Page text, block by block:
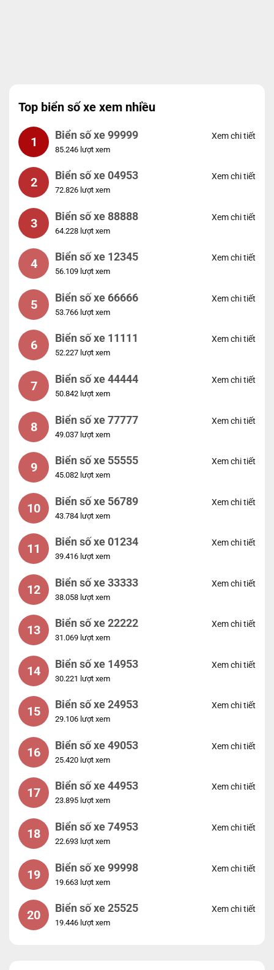
Top biển số xe xem nhiều
1 Biển số xe 99999
85.246 lượt xem
Xem chi tiết
2 Biển số xe 04953
72.826 lượt xem
Xem chi tiết
3 Biển số xe 88888
64.228 lượt xem
Xem chi tiết
4 Biển số xe 12345
56.109 lượt xem
Xem chi tiết
5 Biển số xe 66666
53.766 lượt xem
Xem chi tiết
6 Biển số xe 11111
52.227 lượt xem
Xem chi tiết
7 Biển số xe 44444
50.842 lượt xem
Xem chi tiết
8 Biển số xe 77777
49.037 lượt xem
Xem chi tiết
9 Biển số xe 55555
45.082 lượt xem
Xem chi tiết
10 Biển số xe 56789
43.784 lượt xem
Xem chi tiết
11 Biển số xe 01234
39.416 lượt xem
Xem chi tiết
12 Biển số xe 33333
38.058 lượt xem
Xem chi tiết
13 Biển số xe 22222
31.069 lượt xem
Xem chi tiết
14 Biển số xe 14953
30.221 lượt xem
Xem chi tiết
15 Biển số xe 24953
29.106 lượt xem
Xem chi tiết
16 Biển số xe 49053
25.420 lượt xem
Xem chi tiết
17 Biển số xe 44953
23.895 lượt xem
Xem chi tiết
18 Biển số xe 74953
22.693 lượt xem
Xem chi tiết
19 Biển số xe 99998
19.663 lượt xem
Xem chi tiết
20 Biển số xe 25525
19.446 lượt xem
Xem chi tiết